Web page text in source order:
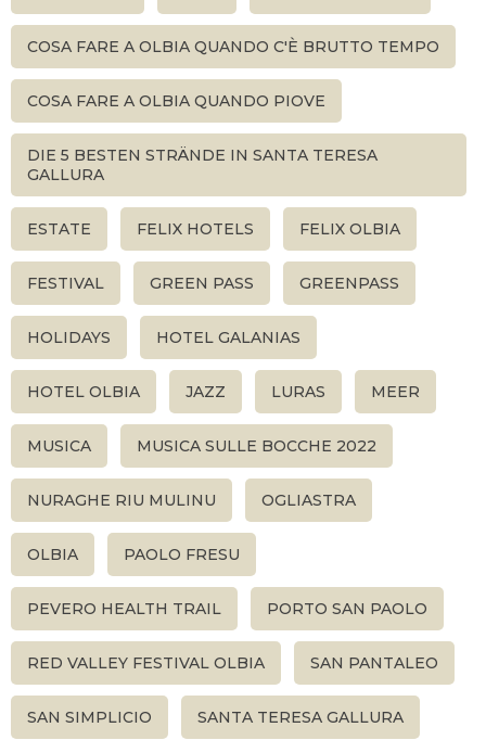
COSA FARE A OLBIA QUANDO C'È BRUTTO TEMPO
COSA FARE A OLBIA QUANDO PIOVE
DIE 5 BESTEN STRÄNDE IN SANTA TERESA
GALLURA
ESTATE FELIX HOTELS FELIX OLBIA
FESTIVAL GREEN PASS GREENPASS
HOLIDAYS HOTEL GALANIAS
HOTEL OLBIA JAZZ LURAS MEER
MUSICA MUSICA SULLE BOCCHE 2022
NURAGHE RIU MULINU OGLIASTRA
OLBIA PAOLO FRESU
PEVERO HEALTH TRAIL PORTO SAN PAOLO
RED VALLEY FESTIVAL OLBIA SAN PANTALEO
SAN SIMPLICIO SANTA TERESA GALLURA